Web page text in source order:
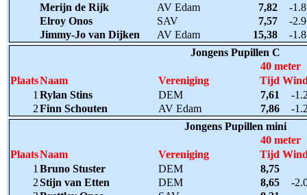
Merijn de Rijk
AV Edam 7,82
-1.8
Elroy Onos
SAV 7,57
-2.9
Jimmy-Jo van Dijken
AV Edam 15,38
-1.8
Jongens Pupillen C
40 meter
PlaatsNaam Vereniging Tijd
1 Rylan Stins DEM 7,61
-
2Finn Schouten AV Edam 7,86
-
Jongens Pupillen mini
40 meter
PlaatsNaam Vereniging Tijd
1 Bruno Stuster DEM
8,75
2Stijn van Etten DEM 8,65
-